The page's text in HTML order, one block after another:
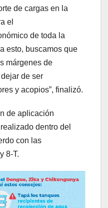
de cargas en la
el
de toda la
esto, buscamos que
márgenes de
de ser
y acopios”, finalizó.
de aplicación
dentro del
con las
8-T.